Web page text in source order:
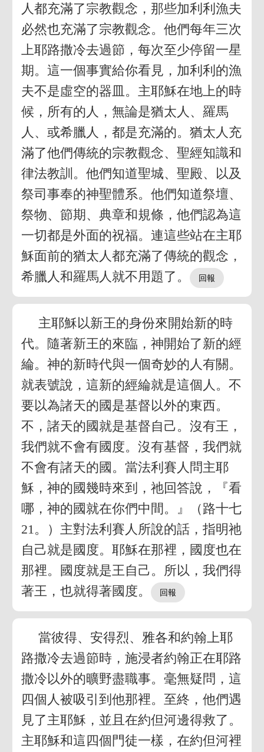
人都充滿了宗教觀念，那些加利利漁夫
必然也充滿了宗教觀念。他們每年三次
上耶路撒冷去過節，每次至少停留一星
期。這一個事實給你看見，加利利的漁
夫不是虛空的器皿。主耶穌在地上的時
候，所有的人，無論是猶太人、羅馬
人、或希臘人，都是充滿的。猶太人充
滿了他們傳統的宗教觀念、聖經知識和
律法教訓。他們知道聖城、聖殿、以及
祭司事奉的神聖體系。他們知道祭壇、
祭物、節期、典章和規條，他們認為這
一切都是外面的祝福。連這些站在主耶
穌面前的猶太人都充滿了傳統的觀念，
希臘人和羅馬人就不用題了。
主耶穌以新王的身份來開始新的時
代。隨著新王的來臨，神開始了新的經
綸。神的新時代與一個奇妙的人有關。
就表號說，這新的經綸就是這個人。不
要以為諸天的國是基督以外的東西。
不，諸天的國就是基督自己。沒有王，
我們就不會有國度。沒有基督，我們就
不會有諸天的國。當法利賽人問主耶
穌，神的國幾時來到，祂回答說，『看
哪，神的國就在你們中間。』（路十七
21。）主對法利賽人所說的話，指明祂
自己就是國度。耶穌在那裡，國度也在
那裡。國度就是王自己。所以，我們得
著王，也就得著國度。
當彼得、安得烈、雅各和約翰上耶
路撒冷去過節時，施浸者約翰正在耶路
撒冷以外的曠野盡職事。毫無疑問，這
四個人被吸引到他那裡。至終，他們遇
見了主耶穌，並且在約但河邊得救了。
主耶穌和這四個門徒一樣，在約但河裡